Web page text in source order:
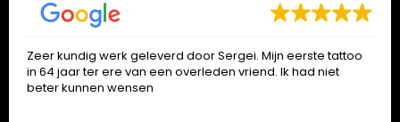
Vrijdag
Zaterdag 10:00 – 17:00
Zeer kundig werk geleverd door Sergei. Mijn eerste tattoo
in 64 jaar ter ere van een overleden vriend. Ik had niet
beter kunnen wensen